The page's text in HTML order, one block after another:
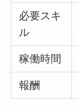
必要スキ
ル
稼働時間
報酬